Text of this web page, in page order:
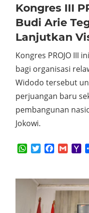
Kongres III
Budi Arie
Lanjutkan
Kongres PROJO III
bagi organisasi
Widodo tersebut
perjuangan baru
pembangunan
Jokowi.
WhatsApp
TwitterFacebook
Gmail